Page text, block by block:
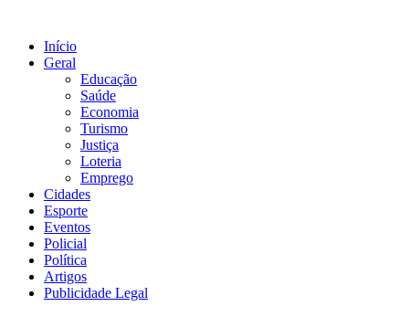
conteúdo
Início
Geral
Educação
Saúde
Economia
Turismo
Justiça
Loteria
Emprego
Cidades
Esporte
Eventos
Policial
Política
Artigos
Publicidade Legal